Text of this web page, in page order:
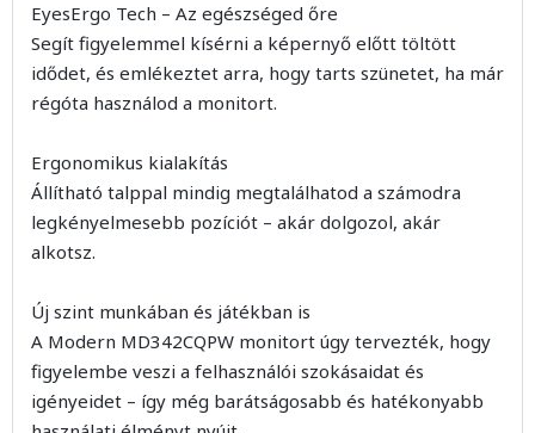
EyesErgo Tech – Az egészséged őre
Segít figyelemmel kísérni a képernyő előtt töltött
idődet, és emlékeztet arra, hogy tarts szünetet, ha már
régóta használod a monitort.
Ergonomikus kialakítás
Állítható talppal mindig megtalálhatod a számodra
legkényelmesebb pozíciót – akár dolgozol, akár
alkotsz.
Új szint munkában és játékban is
A Modern MD342CQPW monitort úgy tervezték, hogy
figyelembe veszi a felhasználói szokásaidat és
igényeidet – így még barátságosabb és hatékonyabb